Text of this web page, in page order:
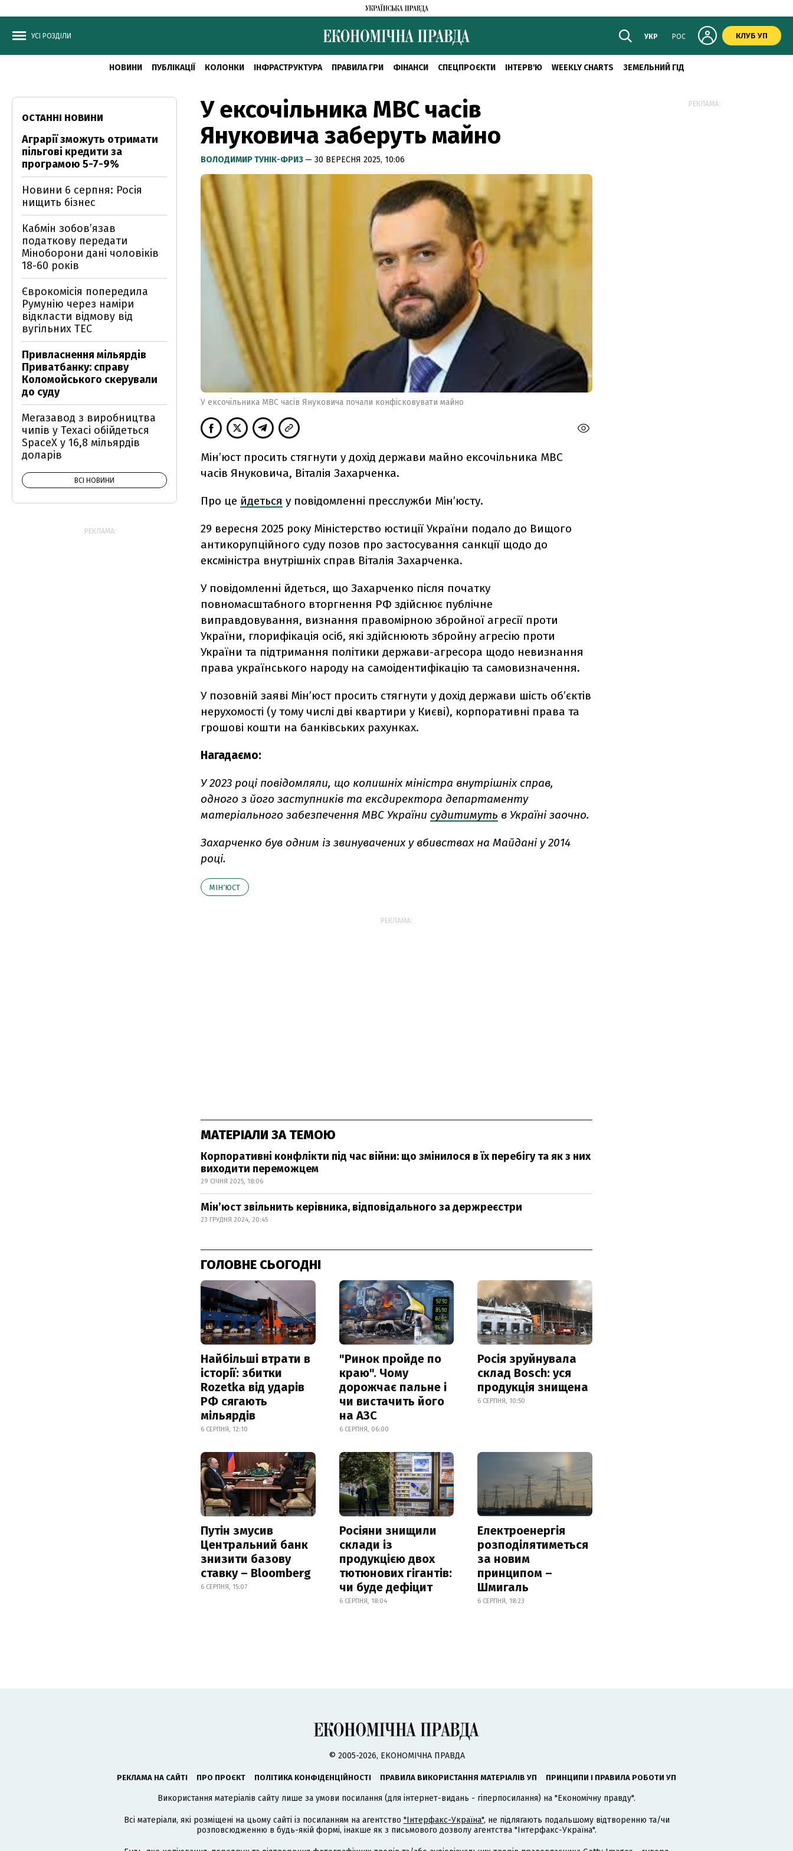
УСІ РОЗДІЛИ УКР РОС КЛУБ УП
НОВИНИ ПУБЛІКАЦІЇ КОЛОНКИ ІНФРАСТРУКТУРА ПРАВИЛА ГРИ ФІНАНСИ СПЕЦПРОЄКТИ ІНТЕРВ'Ю WEEKLY CHARTS ЗЕМЕЛЬНИЙ ГІД
У ексочільника МВС часів
Януковича заберуть майно
ВОЛОДИМИР ТУНІК-ФРИЗ — 30 ВЕРЕСНЯ 2025, 10:06
У ексочільника МВС часів Януковича почали конфісковувати майно
Мін’юст просить стягнути у дохід держави майно ексочільника МВС
часів Януковича, Віталія Захарченка.
Про це йдеться у повідомленні пресслужби Мінʼюсту.
29 вересня 2025 року Міністерство юстиції України подало до Вищого
антикорупційного суду позов про застосування санкції щодо до
ексміністра внутрішніх справ Віталія Захарченка.
У повідомленні йдеться, що Захарченко після початку
повномасштабного вторгнення РФ здійснює публічне
виправдовування, визнання правомірною збройної агресії проти
України, глорифікація осіб, які здійснюють збройну агресію проти
України та підтримання політики держави-агресора щодо невизнання
права українського народу на самоідентифікацію та самовизначення.
У позовній заяві Мін’юст просить стягнути у дохід держави шість об’єктів
нерухомості (у тому числі дві квартири у Києві), корпоративні права та
грошові кошти на банківських рахунках.
Нагадаємо:
У 2023 році повідомляли, що колишніх міністра внутрішніх справ,
одного з його заступників та ексдиректора департаменту
матеріального забезпечення МВС України судитимуть в Україні заочно.
Захарченко був одним із звинувачених у вбивствах на Майдані у 2014
році.
МІНʼЮСТ
РЕКЛАМА:
МАТЕРІАЛИ ЗА ТЕМОЮ
Корпоративні конфлікти під час війни: що змінилося в їх перебігу та як з них
виходити переможцем
29 СІЧНЯ 2025, 18:06
Мінʼюст звільнить керівника, відповідального за держреєстри
23 ГРУДНЯ 2024, 20:45
ГОЛОВНЕ СЬОГОДНІ
Найбільші втрати в
історії: збитки
Rozetka від ударів
РФ сягають
мільярдів
6 СЕРПНЯ, 12:10
"Ринок пройде по
краю". Чому
дорожчає пальне і
чи вистачить його
на АЗС
6 СЕРПНЯ, 06:00
Росія зруйнувала
склад Bosch: уся
продукція знищена
6 СЕРПНЯ, 10:50
Путін змусив
Центральний банк
знизити базову
ставку – Bloomberg
6 СЕРПНЯ, 15:07
Росіяни знищили
склади із
продукцією двох
тютюнових гігантів:
чи буде дефіцит
6 СЕРПНЯ, 18:04
Електроенергія
розподілятиметься
за новим
принципом –
Шмигаль
6 СЕРПНЯ, 18:23
ОСТАННІ НОВИНИ
Аграрії зможуть отримати
пільгові кредити за
програмою 5-7-9%
Новини 6 серпня: Росія
нищить бізнес
Кабмін зобовʼязав
податкову передати
Міноборони дані чоловіків
18-60 років
Єврокомісія попередила
Румунію через наміри
відкласти відмову від
вугільних ТЕС
Привласнення мільярдів
Приватбанку: справу
Коломойського скерували
до суду
Мегазавод з виробництва
чипів у Техасі обійдеться
SpaceX у 16,8 мільярдів
доларів
ВСІ НОВИНИ
РЕКЛАМА:
РЕКЛАМА:
© 2005-2026, ЕКОНОМІЧНА ПРАВДА
РЕКЛАМА НА САЙТІ ПРО ПРОЄКТ ПОЛІТИКА КОНФІДЕНЦІЙНОСТІ ПРАВИЛА ВИКОРИСТАННЯ МАТЕРІАЛІВ УП ПРИНЦИПИ І ПРАВИЛА РОБОТИ УП
Використання матеріалів сайту лише за умови посилання (для інтернет-видань - гіперпосилання) на "Економічну правду".
Всі матеріали, які розміщені на цьому сайті із посиланням на агентство "Інтерфакс-Україна", не підлягають подальшому відтворенню та/чи
розповсюдженню в будь-якій формі, інакше як з письмового дозволу агентства "Інтерфакс-Україна".